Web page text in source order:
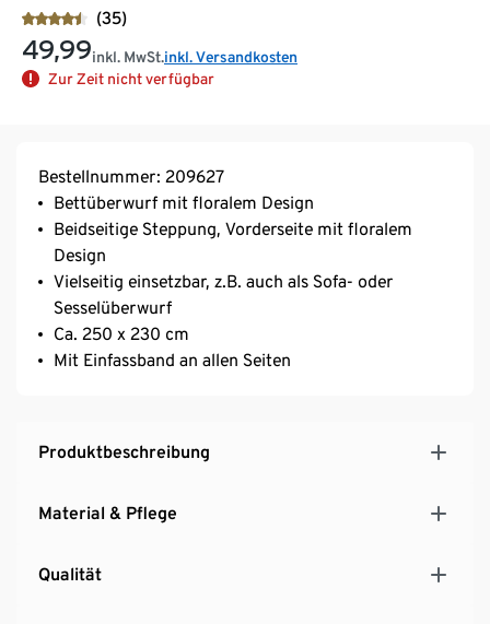
(35)
49,99inkl. MwSt.inkl. Versandkosten
Zur Zeit nicht verfügbar
Bestellnummer: 209627
Bettüberwurf mit floralem Design
Beidseitige Steppung, Vorderseite mit floralem
Design
Vielseitig einsetzbar, z.B. auch als Sofa- oder
Sesselüberwurf
Ca. 250 x 230 cm
Mit Einfassband an allen Seiten
Produktbeschreibung
Material & Pflege
Qualität